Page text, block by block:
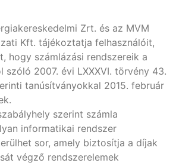
Zrt. és az MVM
Kft. tájékoztatja felhasználóit,
hogy számlázási rendszereik a
szóló 2007. évi LXXXVI. törvény 43.
tanúsítványokkal 2015. február
szerint számla
informatikai rendszer
sor, amely biztosítja a díjak
végző rendszerelemek